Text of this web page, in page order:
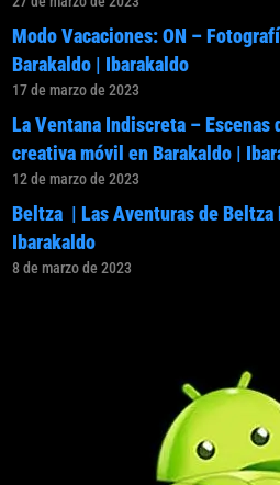
Modo Vacaciones: ON –
Barakaldo | Ibarakaldo
17 de marzo de 2023
La Ventana Indiscreta –
creativa móvil en Barakaldo |
12 de marzo de 2023
Beltza | Las Aventuras de Beltza
Ibarakaldo
8 de marzo de 2023